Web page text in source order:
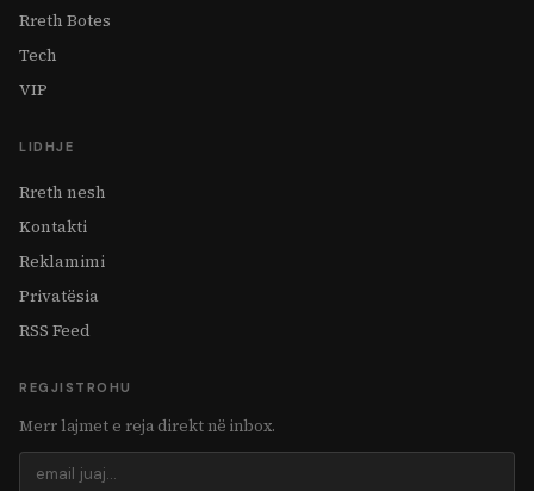
Rreth Botes
Tech
VIP
LIDHJE
Rreth nesh
Kontakti
Reklamimi
Privatësia
RSS Feed
REGJISTROHU
Merr lajmet e reja direkt në inbox.